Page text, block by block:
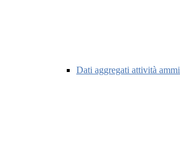
Dati aggregati attività